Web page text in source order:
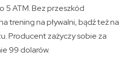
5 ATM. Bez przeszkód
trening na pływalni, bądź też na
Producent zażyczy sobie za
99 dolarów.